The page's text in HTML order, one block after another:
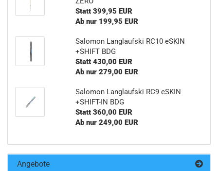
Statt 399,95 EUR
Ab nur 199,95 EUR
Salomon Langlaufski RC10 eSKIN
+SHIFT BDG
Statt 430,00 EUR
Ab nur 279,00 EUR
Salomon Langlaufski RC9 eSKIN
+SHIFT-IN BDG
Statt 360,00 EUR
Ab nur 249,00 EUR
Angebote